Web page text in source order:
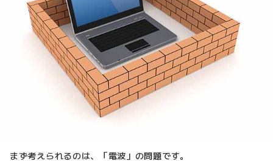
まず考えられるのは、「電波」の問題です。